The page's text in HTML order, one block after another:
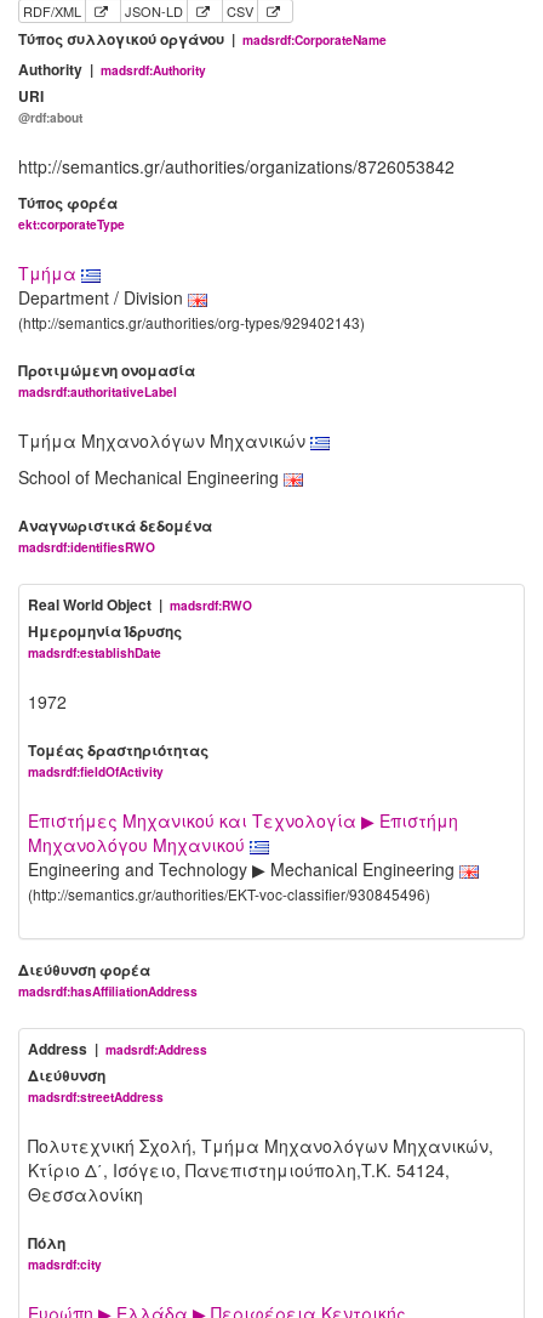
RDF/XML JSON-LD CSV
Τύπος συλλογικού οργάνου | madsrdf:CorporateName
Authority | madsrdf:Authority
URI
@rdf:about
http://semantics.gr/authorities/organizations/8726053842
Τύπος φορέα
ekt:corporateType
Τμήμα
Department / Division
(http://semantics.gr/authorities/org-types/929402143)
Προτιμώμενη ονομασία
madsrdf:authoritativeLabel
Τμήμα Μηχανολόγων Μηχανικών
School of Mechanical Engineering
Αναγνωριστικά δεδομένα
madsrdf:identifiesRWO
Real World Object | madsrdf:RWO
Ημερομηνία Ίδρυσης
madsrdf:establishDate
1972
Τομέας δραστηριότητας
madsrdf:fieldOfActivity
Επιστήμες Μηχανικού και Τεχνολογία ▶ Επιστήμη
Μηχανολόγου Μηχανικού
Engineering and Technology ▶ Mechanical Engineering
(http://semantics.gr/authorities/EKT-voc-classifier/930845496)
Διεύθυνση φορέα
madsrdf:hasAffiliationAddress
Address | madsrdf:Address
Διεύθυνση
madsrdf:streetAddress
Πολυτεχνική Σχολή, Τμήμα Μηχανολόγων Μηχανικών,
Κτίριο Δ΄, Ισόγειο, Πανεπιστημιούπολη,T.K. 54124,
Θεσσαλονίκη
Πόλη
madsrdf:city